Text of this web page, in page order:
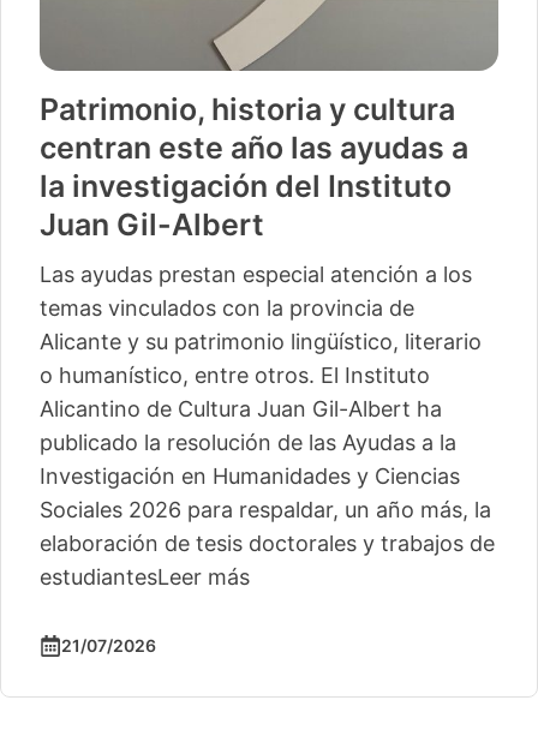
Patrimonio, historia y cultura
centran este año las ayudas a
la investigación del Instituto
Juan Gil-Albert
Las ayudas prestan especial atención a los
temas vinculados con la provincia de
Alicante y su patrimonio lingüístico, literario
o humanístico, entre otros. El Instituto
Alicantino de Cultura Juan Gil-Albert ha
publicado la resolución de las Ayudas a la
Investigación en Humanidades y Ciencias
Sociales 2026 para respaldar, un año más, la
elaboración de tesis doctorales y trabajos de
estudiantesLeer más
21/07/2026